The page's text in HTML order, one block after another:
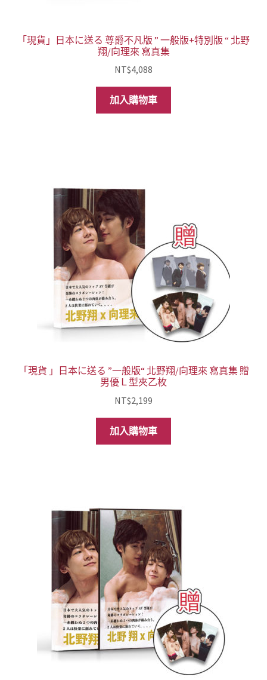
「現貨」日本に送る 尊爵不凡版 ” 一般版+特別版 “ 北野
翔/向理來 寫真集
NT$4,088
加入購物車
「現貨 」日本に送る ”一般版“ 北野翔/向理來 寫真集 贈
男優Ｌ型夾乙枚
NT$2,199
加入購物車